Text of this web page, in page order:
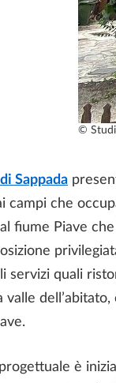
©
Sappada
campi che
fiume Piave
servizi quali
valle
è